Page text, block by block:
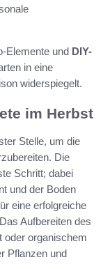
Elemente und DIY-
in eine
widerspiegelt.
im Herbst
Stelle, um die
Die
Schritt; dabei
und der Boden
eine erfolgreiche
Aufbereiten des
oder organischem
Pflanzen und